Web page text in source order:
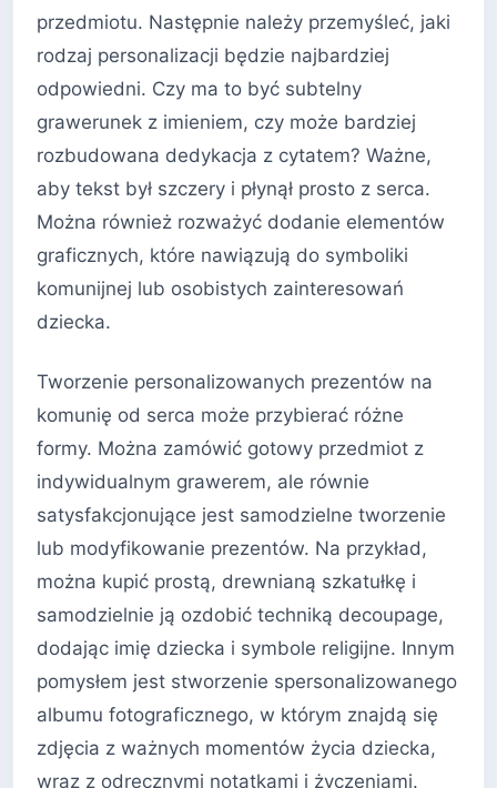
przedmiotu. Następnie należy przemyśleć, jaki
rodzaj personalizacji będzie najbardziej
odpowiedni. Czy ma to być subtelny
grawerunek z imieniem, czy może bardziej
rozbudowana dedykacja z cytatem? Ważne,
aby tekst był szczery i płynął prosto z serca.
Można również rozważyć dodanie elementów
graficznych, które nawiązują do symboliki
komunijnej lub osobistych zainteresowań
dziecka.
Tworzenie personalizowanych prezentów na
komunię od serca może przybierać różne
formy. Można zamówić gotowy przedmiot z
indywidualnym grawerem, ale równie
satysfakcjonujące jest samodzielne tworzenie
lub modyfikowanie prezentów. Na przykład,
można kupić prostą, drewnianą szkatułkę i
samodzielnie ją ozdobić techniką decoupage,
dodając imię dziecka i symbole religijne. Innym
pomysłem jest stworzenie spersonalizowanego
albumu fotograficznego, w którym znajdą się
zdjęcia z ważnych momentów życia dziecka,
wraz z odręcznymi notatkami i życzeniami.